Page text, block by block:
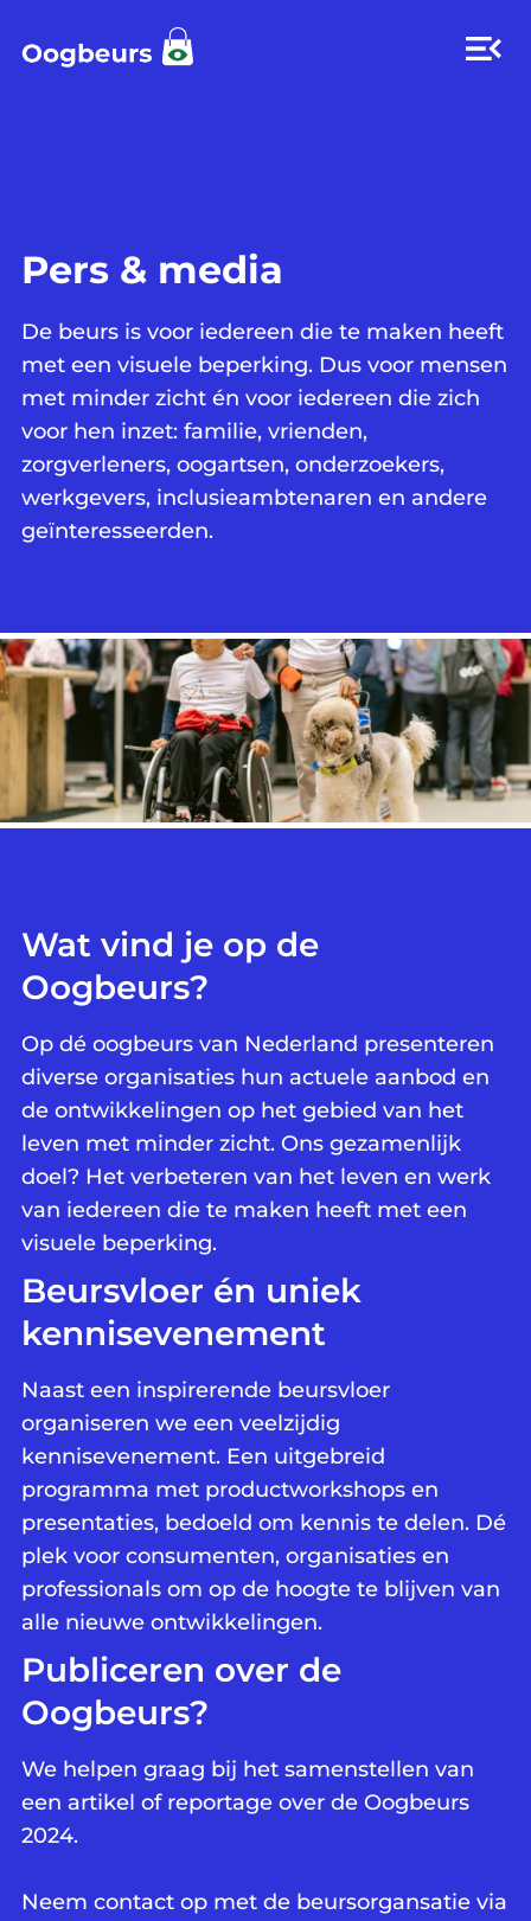
Pers & media
De beurs is voor iedereen die te maken heeft
met een visuele beperking. Dus voor mensen
met minder zicht én voor iedereen die zich
voor hen inzet: familie, vrienden,
zorgverleners, oogartsen, onderzoekers,
werkgevers, inclusieambtenaren en andere
geïnteresseerden.
Wat vind je op de
Oogbeurs?
Op dé oogbeurs van Nederland presenteren
diverse organisaties hun actuele aanbod en
de ontwikkelingen op het gebied van het
leven met minder zicht. Ons gezamenlijk
doel? Het verbeteren van het leven en werk
van iedereen die te maken heeft met een
visuele beperking.
Beursvloer én uniek
kennisevenement
Naast een inspirerende beursvloer
organiseren we een veelzijdig
kennisevenement. Een uitgebreid
programma met productworkshops en
presentaties, bedoeld om kennis te delen. Dé
plek voor consumenten, organisaties en
professionals om op de hoogte te blijven van
alle nieuwe ontwikkelingen.
Publiceren over de
Oogbeurs?
We helpen graag bij het samenstellen van
een artikel of reportage over de Oogbeurs
2024.
Neem contact op met de beursorgansatie via